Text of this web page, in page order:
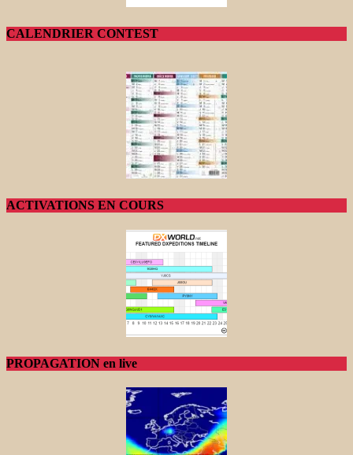
CALENDRIER CONTEST
ACTIVATIONS EN COURS
PROPAGATION en live